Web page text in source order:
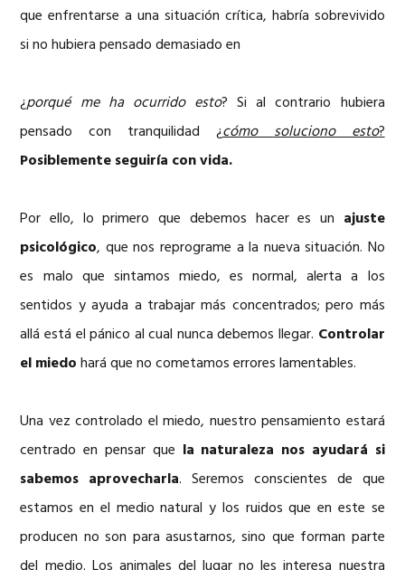
que enfrentarse a una situación crítica, habría sobrevivido
si no hubiera pensado demasiado en
¿porqué me ha ocurrido esto? Si al contrario hubiera
pensado con tranquilidad ¿cómo soluciono esto?
Posiblemente seguiría con vida.
Por ello, lo primero que debemos hacer es un ajuste
psicológico, que nos reprograme a la nueva situación. No
es malo que sintamos miedo, es normal, alerta a los
sentidos y ayuda a trabajar más concentrados; pero más
allá está el pánico al cual nunca debemos llegar. Controlar
el miedohará que no cometamos errores lamentables.
Una vez controlado el miedo, nuestro pensamiento estará
centrado en pensar que la naturaleza nos ayudará si
sabemos aprovecharla. Seremos conscientes de que
estamos en el medio natural y los ruidos que en este se
producen no son para asustarnos, sino que forman parte